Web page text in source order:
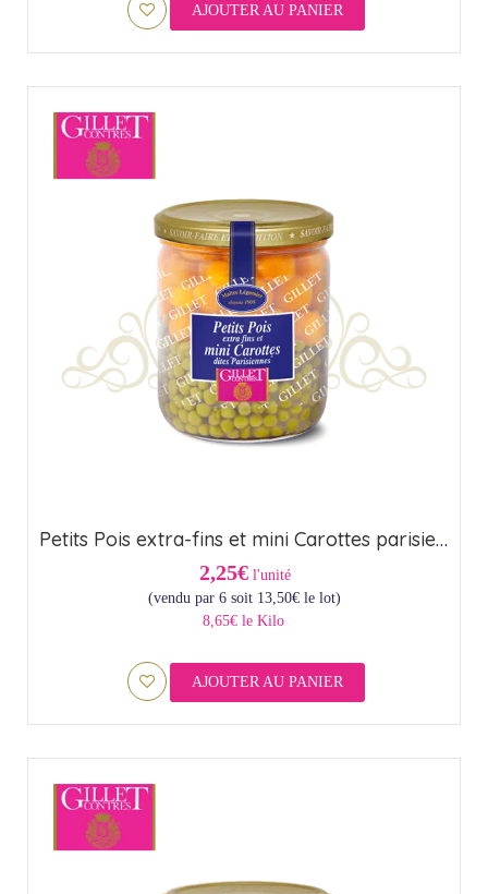
AJOUTER AU PANIER
Petits Pois extra-fins et mini Carottes parisiennes (44,5cl)
2,25€ l'unité
(vendu par 6 soit 13,50€le lot)
8,65€ le Kilo
AJOUTER AU PANIER